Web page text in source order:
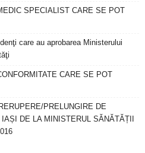
SPECIALIST CARE SE POT
care au aprobarea Ministerului
CARE SE POT
PRELUNGIRE DE
DE LA MINISTERUL SĂNĂTĂȚII